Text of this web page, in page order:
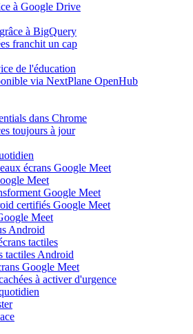
à Google Drive
à BigQuery
franchit un cap
de l'éducation
via NextPlane OpenHub
dans Chrome
toujours à jour
écrans Google Meet
Meet
Google Meet
certifiés Google Meet
Meet
Android
tactiles
tactiles Android
Google Meet
à activer d'urgence